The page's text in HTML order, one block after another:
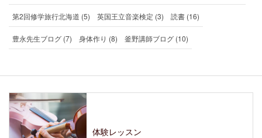
第2回修学旅行北海道 (5) 英国王立音楽検定 (3) 読書 (16)
豊永先生ブログ (7) 身体作り (8) 釜野講師ブログ (10)
体験レッスン